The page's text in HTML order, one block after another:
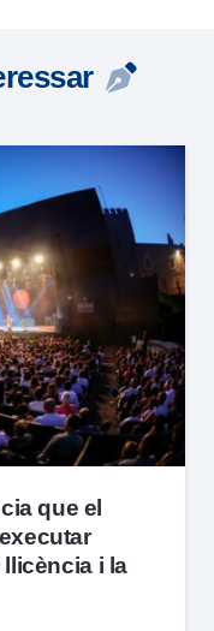
que el
llicència i la